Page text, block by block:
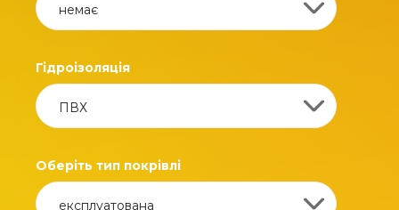
Гідроізоляція
Оберіть тип покрівлі